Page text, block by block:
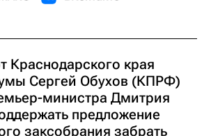
Краснодарского края
Сергей Обухов (КПРФ)
министра Дмитрия
предложение
заксобрания забрать